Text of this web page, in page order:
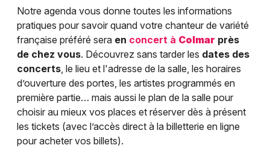
Notre agenda vous donne toutes les informations
pratiques pour savoir quand votre chanteur de variété
française préféré sera en concert à Colmar près
de chez vous. Découvrez sans tarder les dates des
concerts , le lieu et l'adresse de la salle, les horaires
d’ouverture des portes, les artistes programmés en
première partie… mais aussi le plan de la salle pour
choisir au mieux vos places et réserver dès à présent
les tickets (avec l’accès direct à la billetterie en ligne
pour acheter vos billets).